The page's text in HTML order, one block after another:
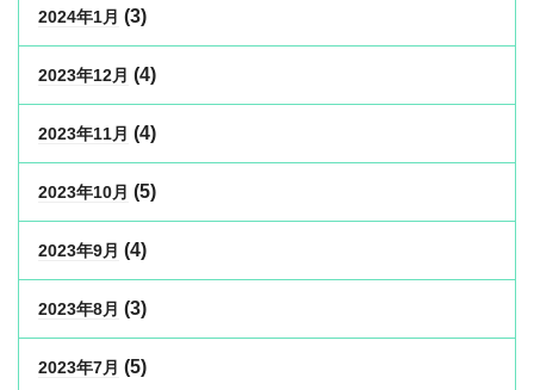
2024年1月 (3)
2023年12月 (4)
2023年11月 (4)
2023年10月 (5)
2023年9月 (4)
2023年8月 (3)
2023年7月 (5)